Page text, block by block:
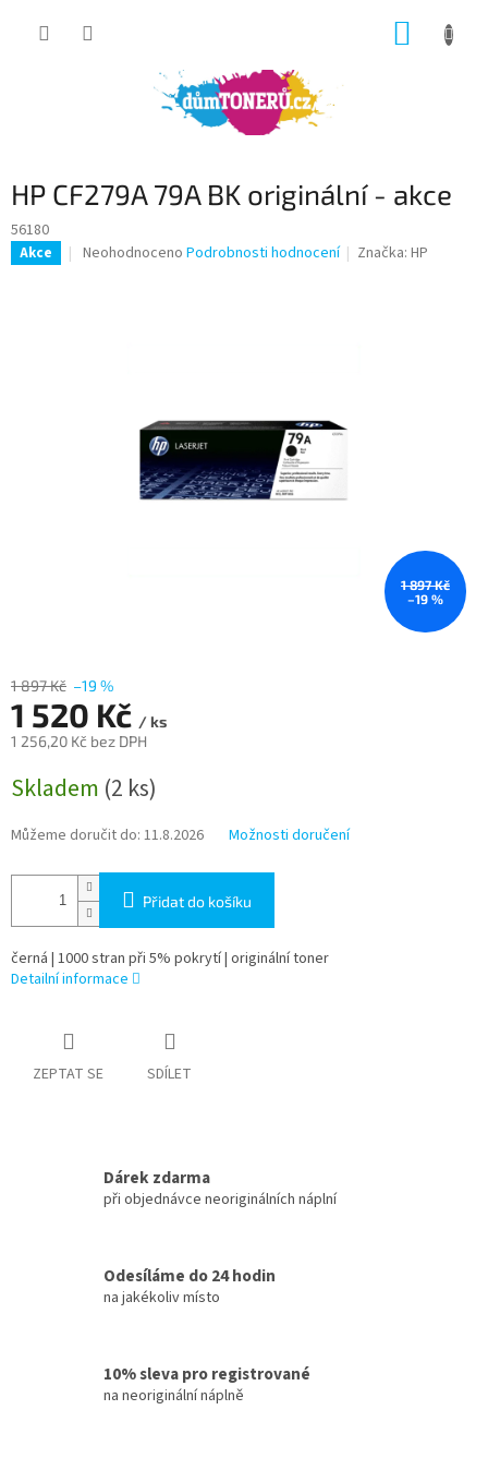
HP CF279A 79A BK originální - akce
56180
Akce
Průměrné
Neohodnoceno Podrobnosti hodnocení Značka:HP
1 897 Kč
–19 %
1 897 Kč –19 %
1 520 Kč / ks
1 256,20 Kč bez DPH
cena:
Skladem (2 ks)
Můžeme doručit do: 11.8.2026 Možnosti doručení
Přidat do košíku
černá | 1000 stran při 5% pokrytí | originální toner
Detailní informace
ZEPTAT SE SDÍLET
Dárek zdarma
při objednávce neoriginálních náplní
Odesíláme do 24 hodin
na jakékoliv místo
10% sleva pro registrované
na neoriginální náplně